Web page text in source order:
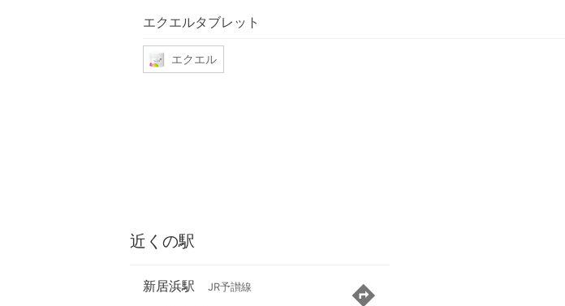
エクエルタブレット
エクエル
近くの駅
新居浜駅 JR予讃線